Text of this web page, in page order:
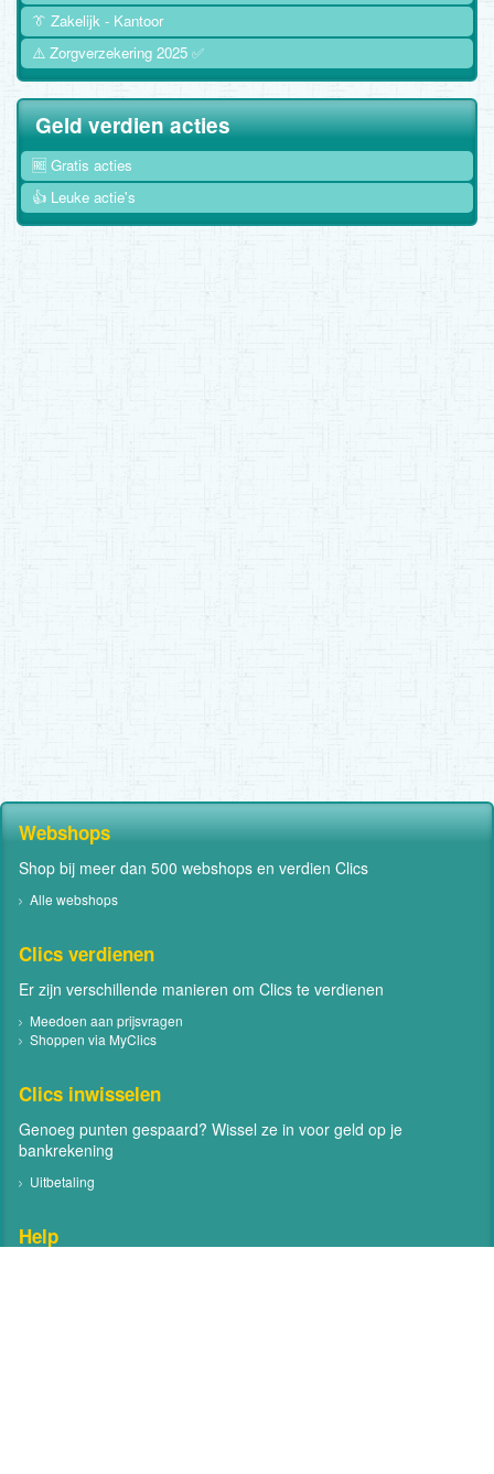
👔 Zakelijk - Kantoor
⚠️ Zorgverzekering 2025 ✅
Geld verdien acties
🆓 Gratis acties
👍 Leuke actie's
Webshops
Shop bij meer dan 500 webshops en verdien Clics
Alle webshops
Clics verdienen
Er zijn verschillende manieren om Clics te verdienen
Meedoen aan prijsvragen
Shoppen via MyClics
Clics inwisselen
Genoeg punten gespaard? Wissel ze in voor geld op je
bankrekening
Uitbetaling
Help